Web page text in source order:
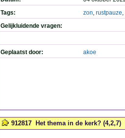
Tags:
zon, rustpauze,
Gelijkluidende vragen:
Geplaatst door: akoe
912817 Het thema in de kerk? (4,2,7)